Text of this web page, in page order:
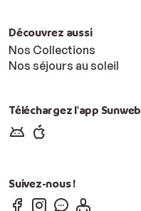
Découvrez aussi
Nos Collections
Nos séjours au soleil
Téléchargez l'app Sunweb
Suivez-nous !